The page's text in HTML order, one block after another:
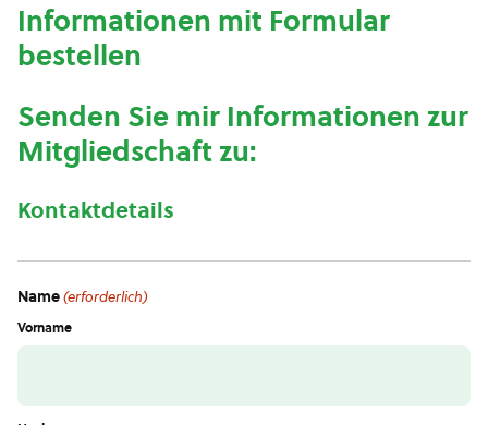
Informationen mit Formular
bestellen
Senden Sie mir Informationen zur
Mitgliedschaft zu:
Kontaktdetails
Name(erforderlich)
Vorname